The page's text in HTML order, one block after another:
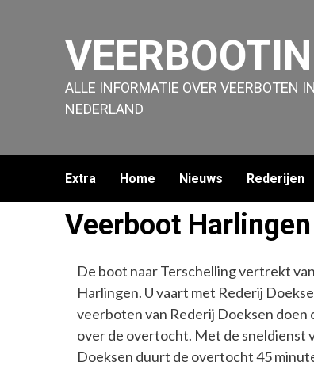
ALLE INFORMATIE OVER VEERBOTEN IN
NEDERLAND
Extra Home Nieuws Rederijen
Veerboot
De boot naar Terschelling vertrekt
Harlingen. U vaart met Rederij
veerboten van Rederij Doeksen doen
over de overtocht. Met de sneldienst
Doeksen duurt de overtocht 45